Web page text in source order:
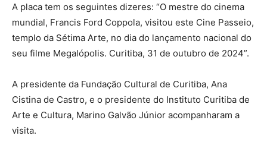
A placa tem os seguintes dizeres: “O mestre do cinema
mundial, Francis Ford Coppola, visitou este Cine Passeio,
templo da Sétima Arte, no dia do lançamento nacional do
seu filme Megalópolis. Curitiba, 31 de outubro de 2024”.
A presidente da Fundação Cultural de Curitiba, Ana
Cistina de Castro, e o presidente do Instituto Curitiba de
Arte e Cultura, Marino Galvão Júnior acompanharam a
visita.